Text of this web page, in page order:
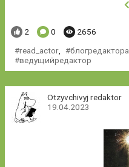
Понравилось:
2 Комментариев:
0 Просмотров:
2656
read_actor, блогредактора
ведущийредактор
Otzyvchivyj redaktor
19.04.2023